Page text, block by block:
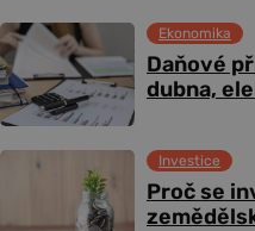
Daňové
dubna,
Ekonomika
Proč se
Investice